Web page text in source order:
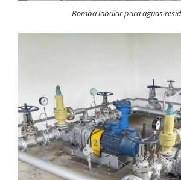
Bomba lobular para aguas